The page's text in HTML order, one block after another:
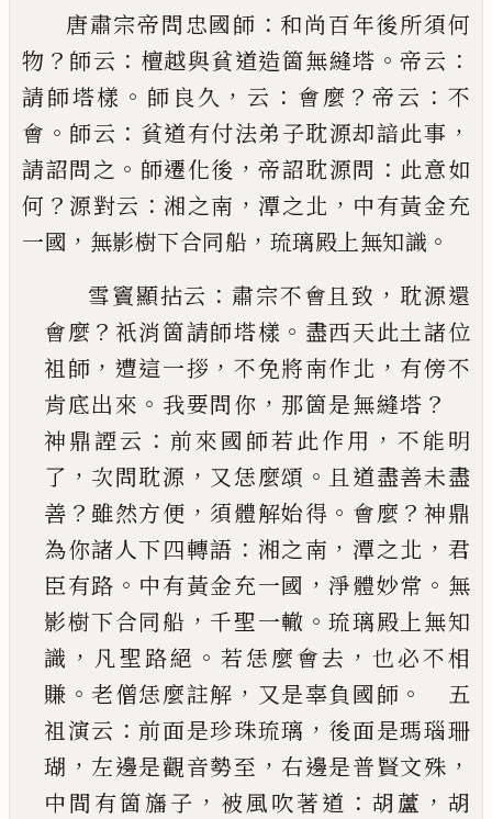
唐肅宗帝問忠國師 ： 和尚百年後所須何
物 ？ 師云 ： 檀越與貧道造箇無縫塔 。帝云 ：
請師塔樣 。 師良久 ， 云 ： 會麼 ？帝云 ： 不
會 。 師云 ： 貧道有付法弟子耽源却諳此事 ，
請詔問之 。 師遷化後 ，帝詔耽源問 ： 此意如
何 ？ 源對云 ：湘之南 ， 潭之北 ， 中有黃金充
一國 ， 無影樹下合同船 ， 琉璃殿上無知識 。
雪竇顯拈云 ：肅宗不會且致 ， 耽源還
會麼 ？ 祇消箇請師塔樣 。 盡西天此土諸位
祖師 ， 遭這一拶 ， 不免將南作北 ， 有傍不
肯底出來 。 我要問你 ， 那箇是無縫塔 ？
神鼎諲云 ： 前來國師若此作用 ， 不能明
了 ， 次問耽源 ， 又恁麼頌 。 且道盡善未盡
善 ？雖然方便 ， 須體解始得 。 會麼 ？ 神鼎
為你諸人下四轉語 ： 湘之南 ， 潭之北 ， 君
臣有路 。 中有黃金充一國 ，淨體妙常 。 無
影樹下合同船 ，千聖一轍 。琉璃殿上無知
識 ， 凡聖路絕 。 若恁麼會去 ， 也必不相
賺 。 老僧恁麼註解 ， 又是辜負國師 。
五
祖演云 ：前面是珍珠琉璃 ， 後面是瑪瑙珊
瑚 ， 左邊是觀音勢至 ，右邊是普賢文殊 ，
中間有箇旛子 ， 被風吹著道 ： 胡蘆 ， 胡